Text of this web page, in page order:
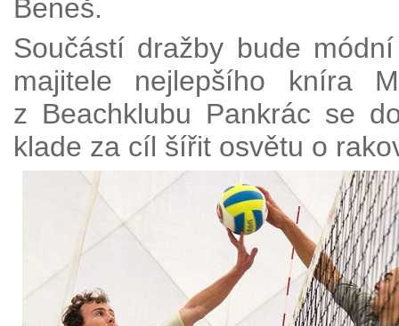
Beneš.
Součástí dražby bude
majitele nejlepšího kníra
z Beachklubu Pankrác se
klade za cíl šířit osvětu o